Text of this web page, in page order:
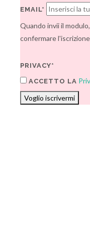
EMAIL*
Quando invii il
confermare l'iscrizione
PRIVACY*
ACCETTO LA
Voglio iscrivermi